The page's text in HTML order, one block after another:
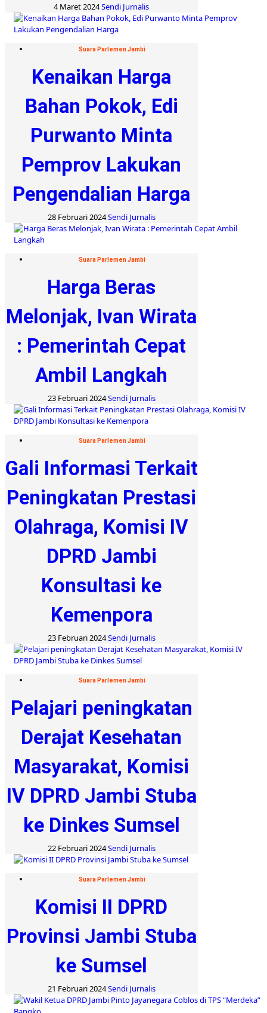
4 Maret 2024Sendi Jurnalis
Suara Parlemen Jambi
Kenaikan Harga
Bahan Pokok, Edi
Purwanto Minta
Pemprov Lakukan
Pengendalian Harga
28 Februari 2024Sendi Jurnalis
Suara Parlemen Jambi
Harga Beras
Melonjak, Ivan Wirata
: Pemerintah Cepat
Ambil Langkah
23 Februari 2024Sendi Jurnalis
Suara Parlemen Jambi
Gali Informasi Terkait
Peningkatan Prestasi
Olahraga, Komisi IV
DPRD Jambi
Konsultasi ke
Kemenpora
23 Februari 2024Sendi Jurnalis
Suara Parlemen Jambi
Pelajari peningkatan
Derajat Kesehatan
Masyarakat, Komisi
IV DPRD Jambi Stuba
ke Dinkes Sumsel
22 Februari 2024Sendi Jurnalis
Suara Parlemen Jambi
Komisi II DPRD
Provinsi Jambi Stuba
ke Sumsel
21 Februari 2024Sendi Jurnalis